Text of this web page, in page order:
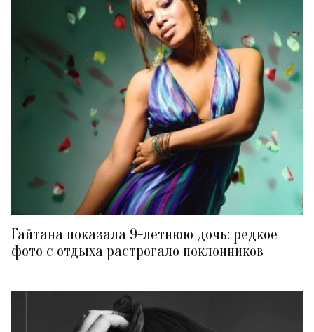
Гайтана показала 9-летнюю дочь: редкое
фото с отдыха растрогало поклонников